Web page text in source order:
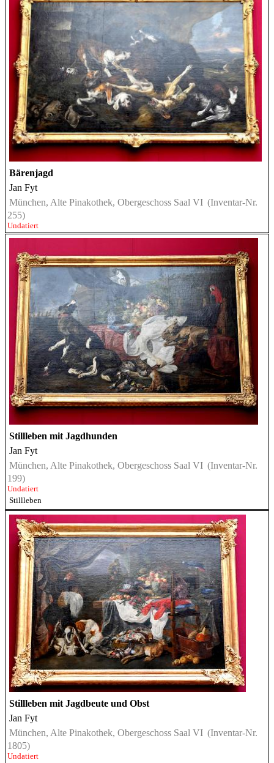
Bärenjagd
Jan Fyt
München, Alte Pinakothek, Obergeschoss Saal VI (Inventar-Nr.
255)
Undatiert
Stillleben mit Jagdhunden
Jan Fyt
München, Alte Pinakothek, Obergeschoss Saal VI (Inventar-Nr.
199)
Undatiert
Stillleben
Stillleben mit Jagdbeute und Obst
Jan Fyt
München, Alte Pinakothek, Obergeschoss Saal VI (Inventar-Nr.
1805)
Undatiert